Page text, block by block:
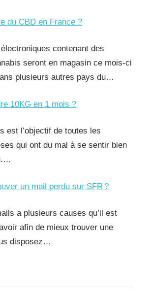
du CBD en France ?
contenant des
seront en magasin ce mois-ci
plusieurs autres pays du…
10KG en 1 mois ?
est l’objectif de toutes les
qui ont du mal à se sentir bien
un mail perdu sur SFR ?
a plusieurs causes qu’il est
afin de mieux trouver une
disposez…